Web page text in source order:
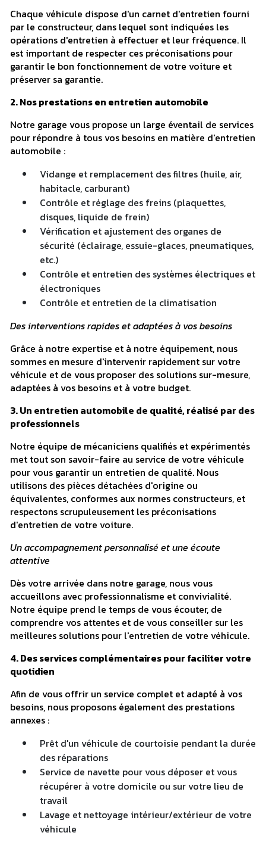
Chaque véhicule dispose d'un carnet d'entretien fourni
par le constructeur, dans lequel sont indiquées les
opérations d'entretien à effectuer et leur fréquence. Il
est important de respecter ces préconisations pour
garantir le bon fonctionnement de votre voiture et
préserver sa garantie.
2. Nos prestations en entretien automobile
Notre garage vous propose un large éventail de services
pour répondre à tous vos besoins en matière d'entretien
automobile :
Vidange et remplacement des filtres (huile, air,
habitacle, carburant)
Contrôle et réglage des freins (plaquettes,
disques, liquide de frein)
Vérification et ajustement des organes de
sécurité (éclairage, essuie-glaces, pneumatiques,
etc.)
Contrôle et entretien des systèmes électriques et
électroniques
Contrôle et entretien de la climatisation
Des interventions rapides et adaptées à vos besoins
Grâce à notre expertise et à notre équipement, nous
sommes en mesure d'intervenir rapidement sur votre
véhicule et de vous proposer des solutions sur-mesure,
adaptées à vos besoins et à votre budget.
3. Un entretien automobile de qualité, réalisé par des
professionnels
Notre équipe de mécaniciens qualifiés et expérimentés
met tout son savoir-faire au service de votre véhicule
pour vous garantir un entretien de qualité. Nous
utilisons des pièces détachées d'origine ou
équivalentes, conformes aux normes constructeurs, et
respectons scrupuleusement les préconisations
d'entretien de votre voiture.
Un accompagnement personnalisé et une écoute
attentive
Dès votre arrivée dans notre garage, nous vous
accueillons avec professionnalisme et convivialité.
Notre équipe prend le temps de vous écouter, de
comprendre vos attentes et de vous conseiller sur les
meilleures solutions pour l'entretien de votre véhicule.
4. Des services complémentaires pour faciliter votre
quotidien
Afin de vous offrir un service complet et adapté à vos
besoins, nous proposons également des prestations
annexes :
Prêt d'un véhicule de courtoisie pendant la durée
des réparations
Service de navette pour vous déposer et vous
récupérer à votre domicile ou sur votre lieu de
travail
Lavage et nettoyage intérieur/extérieur de votre
véhicule